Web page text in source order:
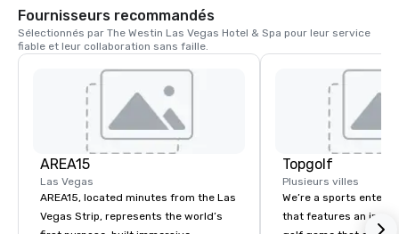
Klondike Hotel &
panneau comme
du Strip de Las
comme la majeure
trouve dans la ville
environ 6,4 km au
ville de Las Vegas.
généralement
et les touristes, qui
Vegas » toute la
Fournisseurs recommandés
Sélectionnés par The Westin Las Vegas Hotel & Spa pour leur service
fiable et leur collaboration sans faille.
AREA15
Las Vegas
AREA15, located minutes from the Las
Vegas Strip, represents the world’s
Topgolf
Plusieurs villes
We’re a sports
that features an